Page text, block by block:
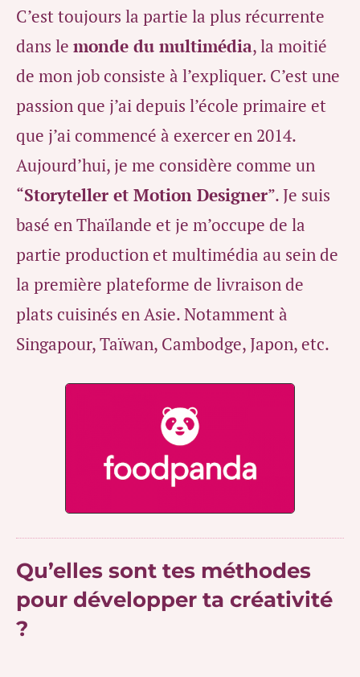
C’est toujours la partie la plus récurrente
dans le monde du multimédia, la moitié
de mon job consiste à l’expliquer. C’est une
passion que j’ai depuis l’école primaire et
que j’ai commencé à exercer en 2014.
Aujourd’hui, je me considère comme un
“Storyteller et Motion Designer”. Je suis
basé en Thaïlande et je m’occupe de la
partie production et multimédia au sein de
la première plateforme de livraison de
plats cuisinés en Asie. Notamment à
Singapour, Taïwan, Cambodge, Japon, etc.
Qu’elles sont tes méthodes
pour développer ta créativité
?